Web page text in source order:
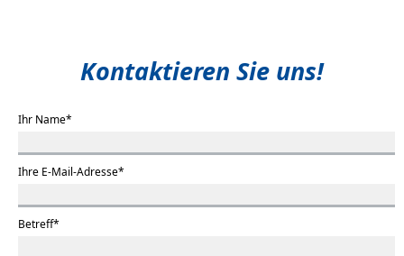
Kontaktieren Sie uns!
Ihr Name*
Ihre E-Mail-Adresse*
Betreff*